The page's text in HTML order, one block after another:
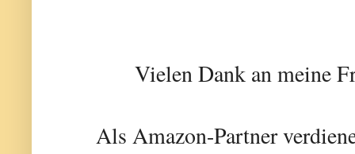
Vielen Dank an meine
Als Amazon-Partner